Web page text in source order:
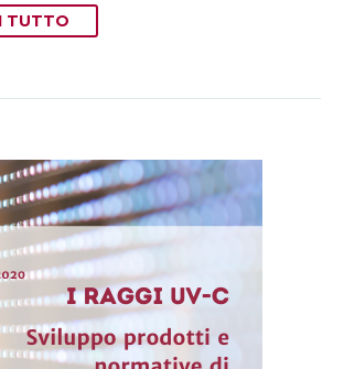
TUTTO